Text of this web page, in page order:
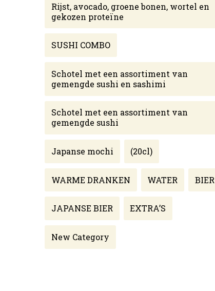
Rijst, avocado, groene bonen, wortel en
gekozen proteïne
SUSHI COMBO
Schotel met een assortiment van
gemengde sushi en sashimi
Schotel met een assortiment van
gemengde sushi
Japanse mochi (20cl)
WARME DRANKEN WATER BIER
JAPANSE BIER EXTRA’S
New Category